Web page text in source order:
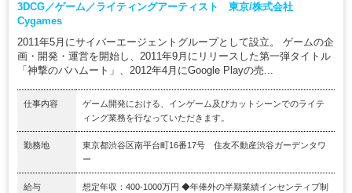
3DCG／ゲーム／ライティングアーティスト 東京/株式会社
Cygames
2011年5月にサイバーエージェントグループとして設立。 ゲームの企
画・開発・運営を開始し、2011年9月にリリースした第一弾タイトル
「神撃のバハムート」、2012年4月にGoogle Playの売...
仕事内容
ゲーム開発における、インゲーム及びカットシーンでのライテ
ィング業務を行なっていただきます。
勤務地
東京都渋谷区南平台町16番17号 住友不動産渋谷ガーデンタワ
ー
給与
想定年収：400-1000万円 ◆年俸外の半期業績インセンティブ制